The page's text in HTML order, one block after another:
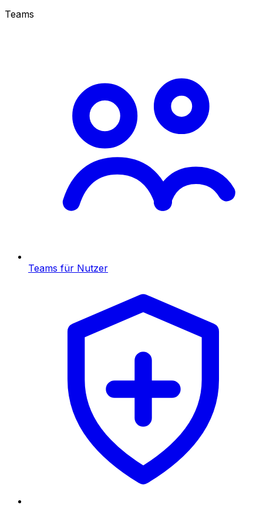
Teams
Teams für Nutzer